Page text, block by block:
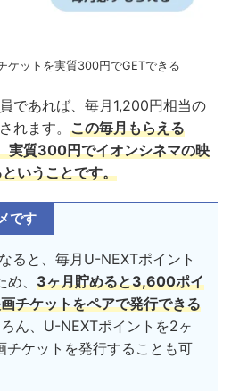
ケットを実質300円でGETできる
であれば、毎月1,200円相当の
れます。 この毎月もらえる
実質300円でイオンシネマの映
いうことです。
です
ると、毎月U-NEXTポイント
、 3ヶ月貯めると3,600ポイ
チケットをペアで発行できる
ん、U-NEXTポイントを2ヶ
チケットを発行することも可